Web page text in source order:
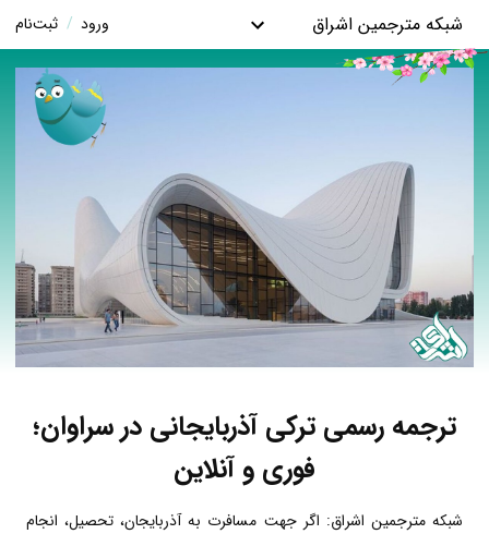
شبکه مترجمین اشراق ورود / ثبت‌نام
ترجمه رسمی ترکی آذربایجانی در سراوان؛
فوری و آنلاین
شبکه مترجمین اشراق: اگر جهت مسافرت به آذربایجان، تحصیل، انجام